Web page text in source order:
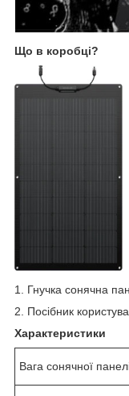
Що в коробці?
1. Гнучка сонячна
2. Посібник
Характеристики
Вага сонячної